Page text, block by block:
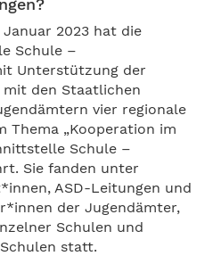
2023 hat die
Schule –
Unterstützung der
den Staatlichen
vier regionale
Thema „Kooperation im
Schule –
Sie fanden unter
ASD-Leitungen und
der Jugendämter,
Schulen und
statt.